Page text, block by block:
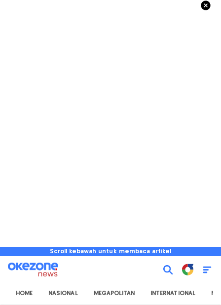
Scroll kebawah untuk membaca artikel
HOME NASIONAL MEGAPOLITAN INTERNATIONAL